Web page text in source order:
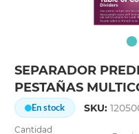
SEPARADOR
PESTAÑAS
En stock SKU:
Cantidad